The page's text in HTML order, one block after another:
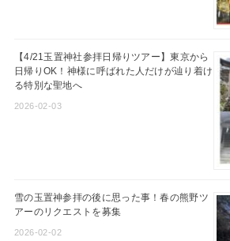
【4/21玉置神社参拝日帰りツアー】東京から
日帰りOK！神様に呼ばれた人だけが辿り着け
る特別な聖地へ
2026-02-03
雪の玉置神参拝の後に思った事！春の熊野ツ
アーのリクエストを募集
2026-02-02